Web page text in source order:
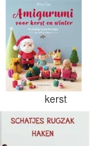
kerst